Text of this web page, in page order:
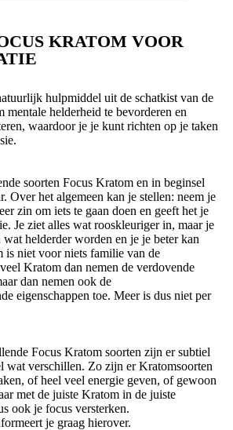
KRATOM VOOR
hulpmiddel uit de schatkist van de
mentale helderheid te bevorderen en
waardoor je je kunt richten op je taken
soorten Focus Kratom en in beginsel
Over het algemeen kan je stellen: neem je
zin om iets te gaan doen en geeft het je
Je ziet alles wat rooskleuriger in, maar je
helderder worden en je je beter kan
is niet voor niets familie van de
Kratom dan nemen de verdovende
dan nemen ook de
eigenschappen toe. Meer is dus niet per
Focus Kratom soorten zijn er subtiel
wat verschillen. Zo zijn er Kratomsoorten
of heel veel energie geven, of gewoon
met de juiste Kratom in de juiste
ook je focus versterken.
je graag hierover.